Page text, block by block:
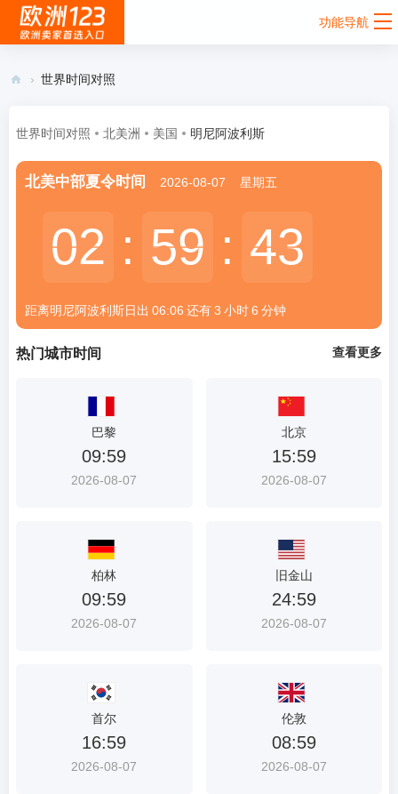
功能导航
洲
卖
› 世界时间对照
世界时间对照 北美洲 美国 明尼阿波利斯
北美中部夏令时间 2026-08-07 星期五
02
02 : 59
59 : 43
43
距离明尼阿波利斯日出 06:06 还有3 小时6 分钟
热门城市时间 查看更多
巴黎
09:59
2026-08-07
北京
15:59
2026-08-07
柏林
09:59
2026-08-07
旧金山
24:59
2026-08-07
首尔
16:59
2026-08-07
伦敦
08:59
2026-08-07